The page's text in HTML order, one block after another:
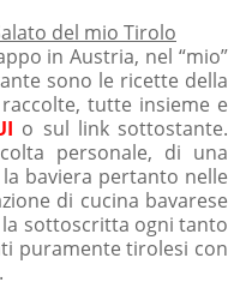
del mio Tirolo
in Austria, nel “mio”
sono le ricette della
tutte insieme e
o sul link sottostante.
personale, di una
baviera pertanto nelle
di cucina bavarese
sottoscritta ogni tanto
puramente tirolesi con